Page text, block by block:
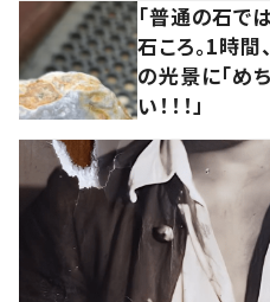
「普通の石で
石ころ。1時
の光景に「め
い！！！」